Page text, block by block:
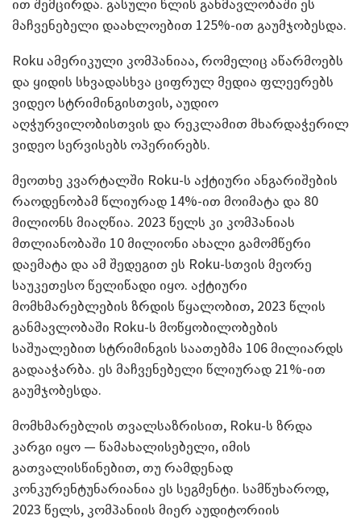
ით შემცირდა. გასული წლის განმავლობაში ეს
მაჩვენებელი დაახლოებით 125%-ით გაუმჯობესდა.
Roku ამერიკული კომპანიაა, რომელიც აწარმოებს
და ყიდის სხვადასხვა ციფრულ მედია ფლეერებს
ვიდეო სტრიმინგისთვის, აუდიო
აღჭურვილობისთვის და რეკლამით მხარდაჭერილ
ვიდეო სერვისებს ოპერირებს.
მეოთხე კვარტალში Roku-ს აქტიური ანგარიშების
რაოდენობამ წლიურად 14%-ით მოიმატა და 80
მილიონს მიაღწია. 2023 წელს კი კომპანიას
მთლიანობაში 10 მილიონი ახალი გამომწერი
დაემატა და ამ შედეგით ეს Roku-სთვის მეორე
საუკეთესო წელიწადი იყო. აქტიური
მომხმარებლების ზრდის წყალობით, 2023 წლის
განმავლობაში Roku-ს მოწყობილობების
საშუალებით სტრიმინგის საათებმა 106 მილიარდს
გადააჭარბა. ეს მაჩვენებელი წლიურად 21%-ით
გაუმჯობესდა.
მომხმარებლის თვალსაზრისით, Roku-ს ზრდა
კარგი იყო — წამახალისებელი, იმის
გათვალისწინებით, თუ რამდენად
კონკურენტუნარიანია ეს სეგმენტი. სამწუხაროდ,
2023 წელს, კომპანიის მიერ აუდიტორიის